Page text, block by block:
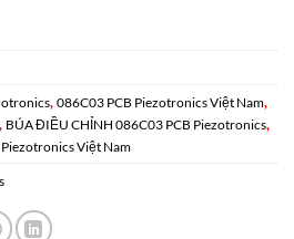
, 086C03 PCB Piezotronics Việt Nam,
, BÚA ĐIỀU CHỈNH 086C03 PCB Piezotronics,
Việt Nam